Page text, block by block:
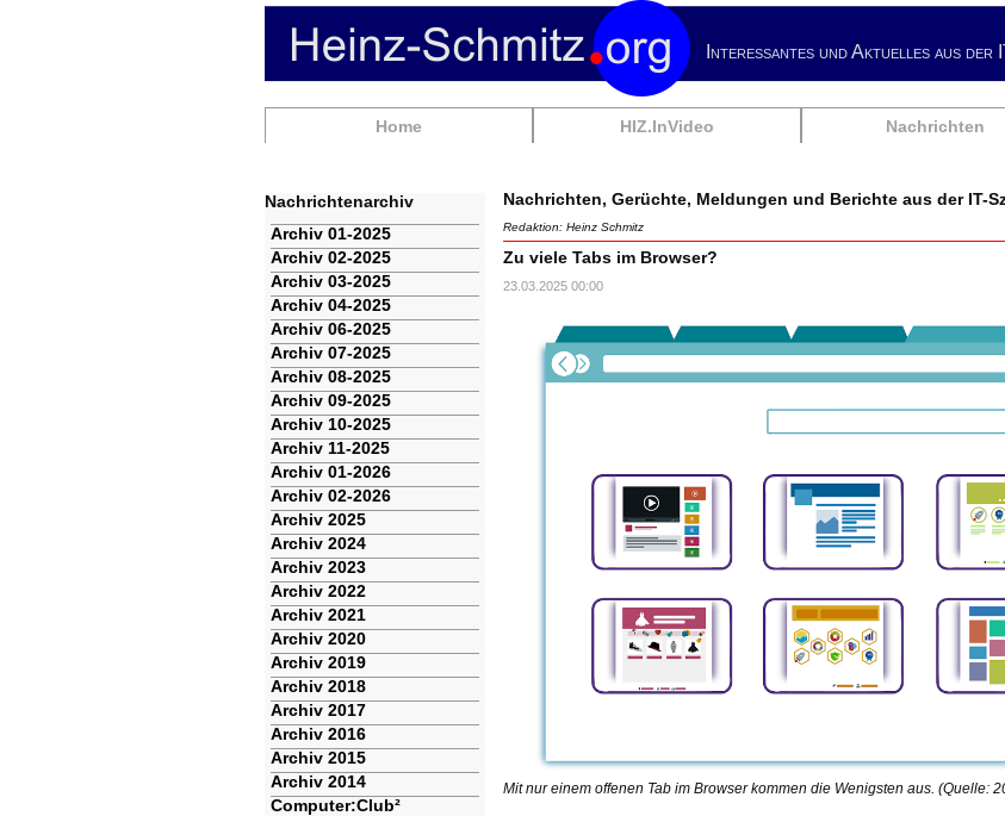
Interessantes und Aktuelles aus der
Navigation
Home HIZ.InVideo Nachrichten
Nachrichten, Gerüchte, Meldungen und Berichte aus der IT-
Redaktion: Heinz Schmitz
Zu viele Tabs im Browser?
23.03.2025 00:00
Mit nur einem offenen Tab im Browser kommen die Wenigsten aus. (Quelle:
Nachrichtenarchiv
Navigation
überspringen
Archiv 01-2025
Archiv 02-2025
Archiv 03-2025
Archiv 04-2025
Archiv 06-2025
Archiv 07-2025
Archiv 08-2025
Archiv 09-2025
Archiv 10-2025
Archiv 11-2025
Archiv 01-2026
Archiv 02-2026
Archiv 2025
Archiv 2024
Archiv 2023
Archiv 2022
Archiv 2021
Archiv 2020
Archiv 2019
Archiv 2018
Archiv 2017
Archiv 2016
Archiv 2015
Archiv 2014
Computer:Club²